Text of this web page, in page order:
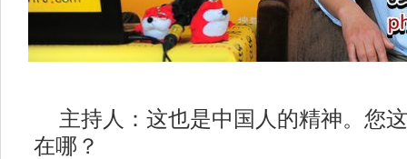
主持人：这也是中国人的精神。您
在哪？